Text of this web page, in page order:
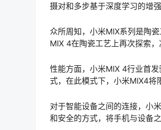
摄对和多步基于深度学习的增
众所周知，小米MIX系列是陶
MIX 4在陶瓷工艺上再次探索
性能方面，小米MIX 4行业首
式，在此模式下，小米MIX4将
对于智能设备之间的连接，小
和安全的方式，将手机与设备